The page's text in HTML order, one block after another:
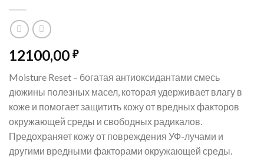
12100,00 ₽
Moisture Reset – богатая антиоксидантами смесь
дюжины полезных масел, которая удерживает влагу в
коже и помогает защитить кожу от вредных факторов
окружающей среды и свободных радикалов.
Предохраняет кожу от повреждения УФ-лучами и
другими вредными факторами окружающей среды.